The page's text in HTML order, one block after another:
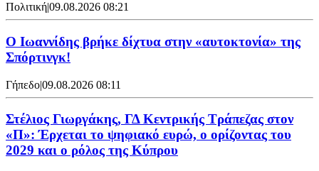
Πολιτική|09.08.2026 08:21
Ο Ιωαννίδης βρήκε δίχτυα στην «αυτοκτονία» της
Σπόρτινγκ!
Γήπεδο|09.08.2026 08:11
Στέλιος Γιωργάκης, ΓΔ Κεντρικής Τράπεζας στον
«Π»: Έρχεται το ψηφιακό ευρώ, ο ορίζοντας του
2029 και ο ρόλος της Κύπρου